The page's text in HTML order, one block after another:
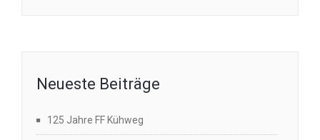
Neueste Beiträge
125 Jahre FF Kühweg